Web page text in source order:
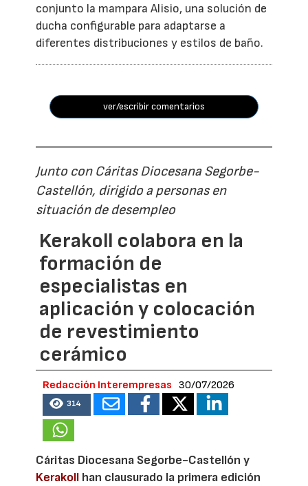
conjunto la mampara Alisio, una solución de
ducha configurable para adaptarse a
diferentes distribuciones y estilos de baño.
ver/escribir comentarios
Junto con Cáritas Diocesana Segorbe-
Castellón, dirigido a personas en
situación de desempleo
Kerakoll colabora en la
formación de
especialistas en
aplicación y colocación
de revestimiento
cerámico
Redacción Interempresas 30/07/2026
314
Cáritas Diocesana Segorbe-Castellón y
Kerakoll han clausurado la primera edición